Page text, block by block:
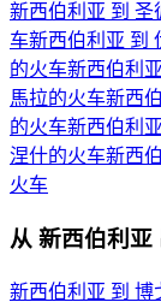
新西伯利亚 到 圣
车新西伯利亚 到
的火车新西伯利
馬拉的火车新西
的火车新西伯利
涅什的火车新西
火车
从 新西伯利亚
新西伯利亚 到 博